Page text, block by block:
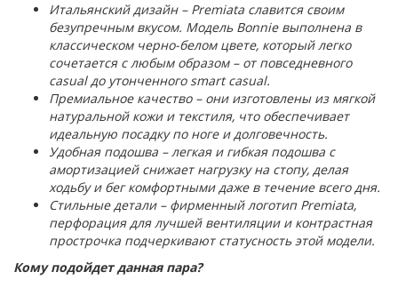
Итальянский дизайн – Premiata славится своим
безупречным вкусом. Модель Bonnie выполнена в
классическом черно-белом цвете, который легко
сочетается с любым образом – от повседневного
casual до утонченного smart casual.
Премиальное качество – они изготовлены из мягкой
натуральной кожи и текстиля, что обеспечивает
идеальную посадку по ноге и долговечность.
Удобная подошва – легкая и гибкая подошва с
амортизацией снижает нагрузку на стопу, делая
ходьбу и бег комфортными даже в течение всего дня.
Стильные детали – фирменный логотип Premiata,
перфорация для лучшей вентиляции и контрастная
прострочка подчеркивают статусность этой модели.
Кому подойдет данная пара?